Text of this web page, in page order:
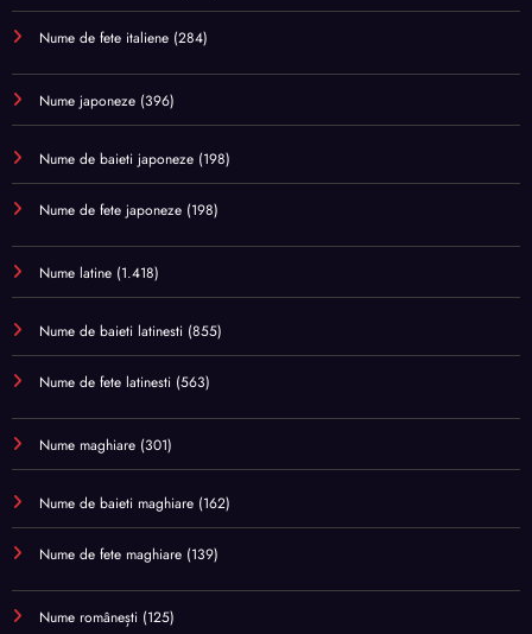
Nume de fete italiene (284)
Nume japoneze (396)
Nume de baieti japoneze (198)
Nume de fete japoneze (198)
Nume latine (1.418)
Nume de baieti latinesti (855)
Nume de fete latinesti (563)
Nume maghiare (301)
Nume de baieti maghiare (162)
Nume de fete maghiare (139)
Nume românești (125)